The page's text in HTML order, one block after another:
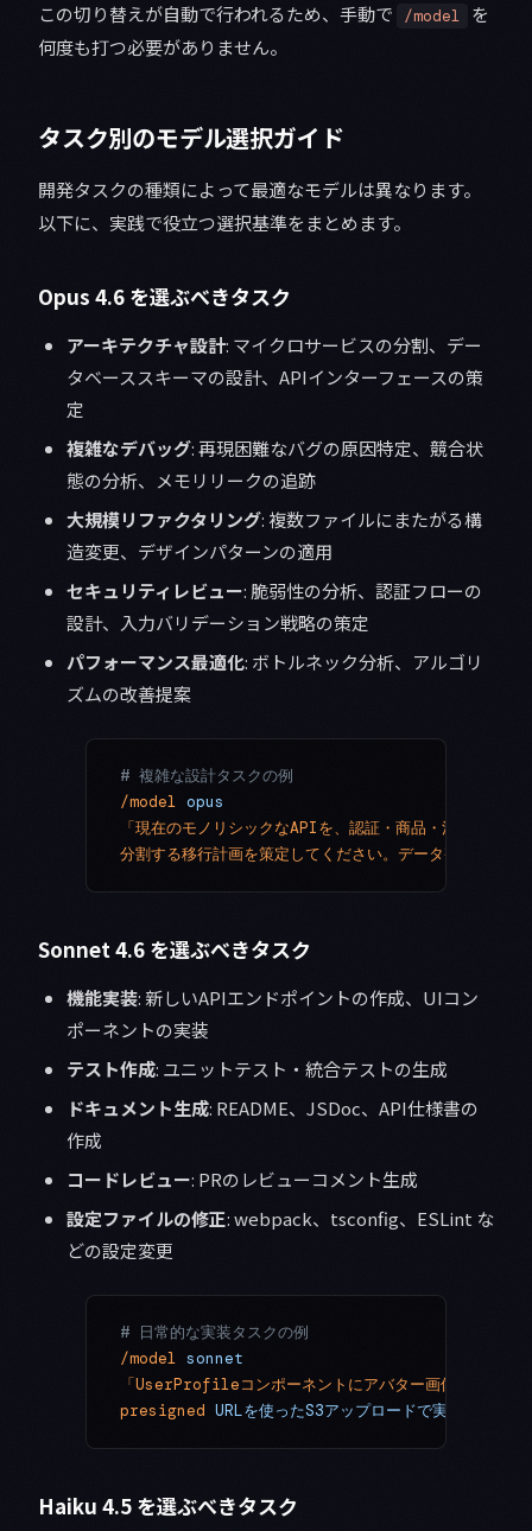
この切り替えが自動で行われるため、手動で /model
を
何度も打つ必要がありません。
タスク別のモデル選択ガイド
開発タスクの種類によって最適なモデルは異なります。
以下に、実践で役立つ選択基準をまとめます。
Opus 4.6 を選ぶべきタスク
アーキテクチャ設計: マイクロサービスの分割、デー
タベーススキーマの設計、APIインターフェースの策
定
複雑なデバッグ: 再現困難なバグの原因特定、競合状
態の分析、メモリリークの追跡
大規模リファクタリング: 複数ファイルにまたがる構
造変更、デザインパターンの適用
セキュリティレビュー: 脆弱性の分析、認証フローの
設計、入力バリデーション戦略の策定
パフォーマンス最適化: ボトルネック分析、アルゴリ
ズムの改善提案
# 複雑な設計タスクの例
/model opus
「現在のモノリシックなAPIを、認証・商品・注文の3つ
分割する移行計画を策定してください。データ整合性の担
Sonnet 4.6 を選ぶべきタスク
機能実装: 新しいAPIエンドポイントの作成、UIコン
ポーネントの実装
テスト作成: ユニットテスト・統合テストの生成
ドキュメント生成: README、JSDoc、API仕様書の
作成
コードレビュー: PRのレビューコメント生成
設定ファイルの修正: webpack、tsconfig、ESLint な
どの設定変更
# 日常的な実装タスクの例
/model sonnet
「UserProfileコンポーネントにアバター画像のアップ
presigned URLを使ったS3アップロードで実装してくだ
Haiku 4.5 を選ぶべきタスク